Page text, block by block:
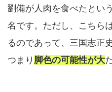
劉備が人肉を食べたとい
名です。ただし、こちら
るのであって、三国志正
つまり 脚色の可能性が大